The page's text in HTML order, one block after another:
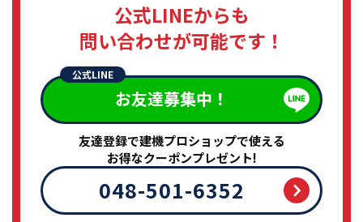
公式LINEからも
問い合わせが可能です！
公式LINE
お友達募集中！
友達登録で建機プロショップで使える
お得なクーポンプレゼント!
048-501-6352